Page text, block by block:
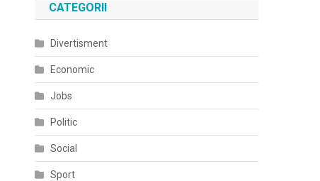
CATEGORII
Divertisment
Economic
Jobs
Politic
Social
Sport